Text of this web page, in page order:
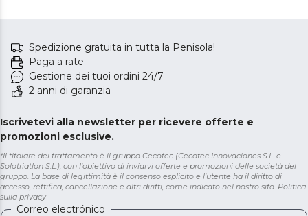
Spedizione gratuita in tutta la Penisola!
Paga a rate
Gestione dei tuoi ordini 24/7
2 anni di garanzia
Iscrivetevi alla newsletter per ricevere offerte e
promozioni esclusive.
*Il titolare del trattamento è il gruppo Cecotec (Cecotec Innovaciones S.L. e
Solotriatlon S.L.), con l'obiettivo di inviarvi offerte e promozioni delle società del
gruppo. La base di legittimità è il consenso esplicito e l'utente ha il diritto di
accesso, rettifica, cancellazione e altri diritti, come indicato nel nostro sito. Politica
sulla privacy
Correo electrónico